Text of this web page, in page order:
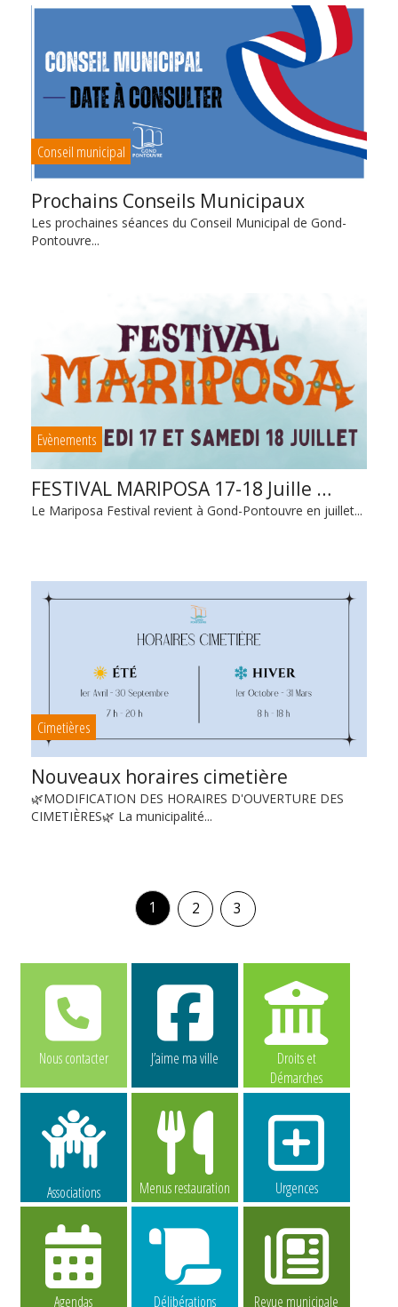
Conseil municipal
Prochains Conseils Municipaux
Les prochaines séances du Conseil Municipal de Gond-
Pontouvre...
Evènements
FESTIVAL MARIPOSA 17-18 Juille …
Le Mariposa Festival revient à Gond-Pontouvre en juillet...
Cimetières
Nouveaux horaires cimetière
🌿MODIFICATION DES HORAIRES D'OUVERTURE DES
CIMETIÈRES🌿 La municipalité...
1 2 3
Nous contacter J’aime ma ville
Droits et
Démarches
Associations Menus restauration Urgences
Agendas Délibérations Revue municipale